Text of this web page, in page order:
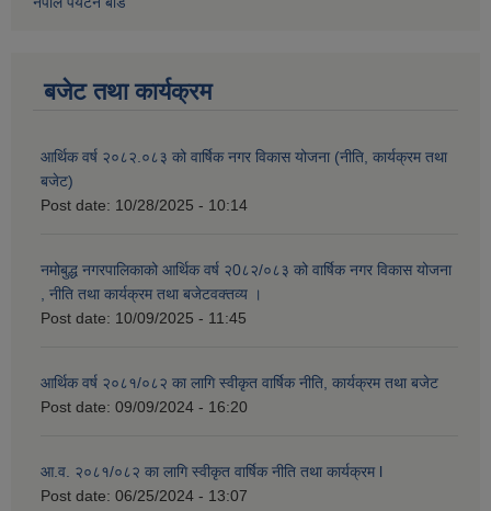
बजेट तथा कार्यक्रम
आर्थिक वर्ष २०८२.०८३ को वार्षिक नगर विकास योजना (नीति, कार्यक्रम तथा
बजेट)
Post date: 10/28/2025 - 10:14
नमोबुद्ध नगरपालिकाको आर्थिक वर्ष २0८२/०८३ को वार्षिक नगर विकास योजना
, नीति तथा कार्यक्रम तथा बजेटवक्तव्य ।
Post date: 10/09/2025 - 11:45
आर्थिक वर्ष २०८१/०८२ का लागि स्वीकृत वार्षिक नीति, कार्यक्रम तथा बजेट
Post date: 09/09/2024 - 16:20
आ.व. २०८१/०८२ का लागि स्वीकृत वार्षिक नीति तथा कार्यक्रम l
Post date: 06/25/2024 - 13:07